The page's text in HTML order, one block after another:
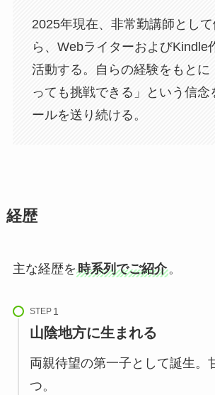
2025年現在、非常勤講師とし
ら、WebライターおよびKindle
活動する。自らの経験をもとに
っても挑戦できる」という信念
ールを送り続ける。
経歴
主な経歴を時系列でご紹介。
STEP
山陰地方に生まれる
両親待望の第一子として誕生。
つ。